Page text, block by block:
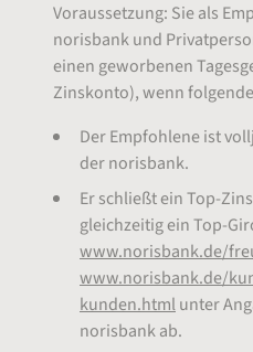
Voraussetzung: Sie als
norisbank und
einen geworbenen
Zinskonto), wenn
Der Empfohlene ist
der norisbank.
Er schließt ein Top-
gleichzeitig ein Top-
www.norisbank.de/
www.norisbank.de/
kunden.htmlunter
norisbank ab.